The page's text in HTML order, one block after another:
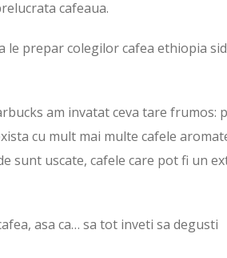
cafeaua.
le prepar colegilor cafea ethiopia
am invatat ceva tare frumos:
cu mult mai multe cafele
sunt uscate, cafele care pot fi un
asa ca… sa tot inveti sa degusti